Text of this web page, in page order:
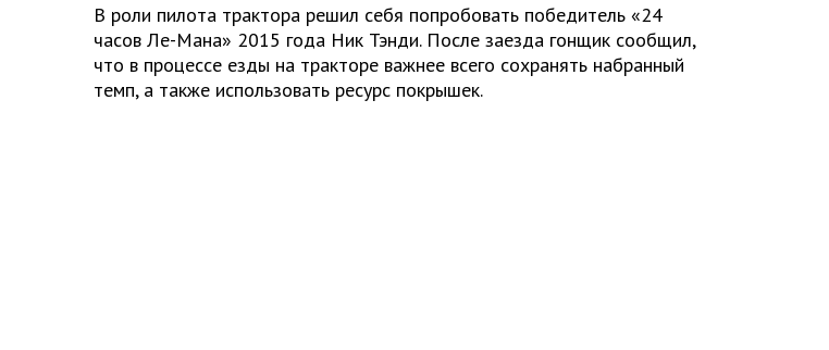
В роли пилота трактора решил себя попробовать победитель «24
часов Ле-Мана» 2015 года Ник Тэнди. После заезда гонщик сообщил,
что в процессе езды на тракторе важнее всего сохранять набранный
темп, а также использовать ресурс покрышек.